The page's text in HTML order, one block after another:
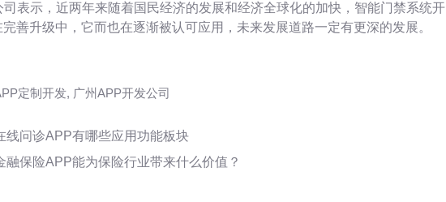
表示，近两年来随着国民经济的发展和经济全球化的加快，智能门禁系统开
善升级中，它而也在逐渐被认可应用，未来发展道路一定有更深的发展。
定制开发, 广州APP开发公司
线问诊APP有哪些应用功能板块
融保险APP能为保险行业带来什么价值？